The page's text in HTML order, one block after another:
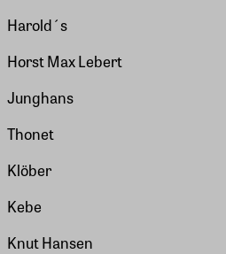
Harold´s
Horst Max Lebert
Junghans
Thonet
Klöber
Kebe
Knut Hansen